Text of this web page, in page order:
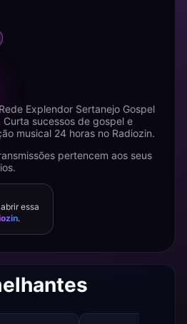
Explendor Sertanejo Gospel
Curta sucessos de gospel e
musical 24 horas no Radiozin.
pertencem aos seus
essa
.